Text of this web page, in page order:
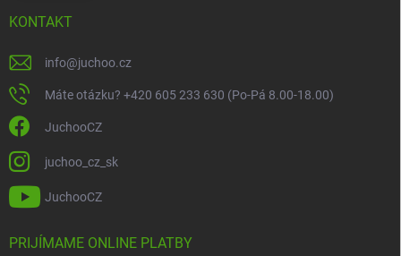
KONTAKT
info@juchoo.cz
Máte otázku? +420 605 233 630 (Po-Pá 8.00-18.00)
JuchooCZ
juchoo_cz_sk
JuchooCZ
PRIJÍMAME ONLINE PLATBY